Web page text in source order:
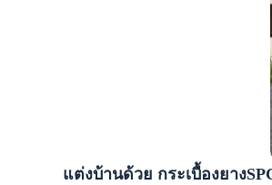
แต่งบ้านด้วย กระเบื้องยาง